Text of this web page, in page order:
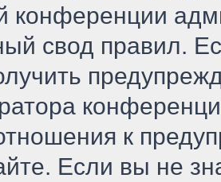
конференции
свод правил.
к
Если вы не